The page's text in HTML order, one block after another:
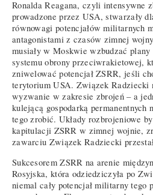
Ronalda Reagana, czyli intensywne
prowadzone przez USA, stwarzały
równowagi potencjałów militarnych
antagonistami z czasów zimnej
musiały w Moskwie wzbudzać
systemu obrony przeciwrakietowej,
zniwelować potencjał ZSRR, jeśli
terytorium USA. Związek Radziecki
wyzwanie w zakresie zbrojeń – a
kulejącą gospodarką permanentnych
tego zrobić. Układy rozbrojeniowe
kapitulacji ZSRR w zimnej wojnie,
zawarciu Związek Radziecki
Sukcesorem ZSRR na arenie
Rosyjska, która odziedziczyła po
niemal cały potencjał militarny tego